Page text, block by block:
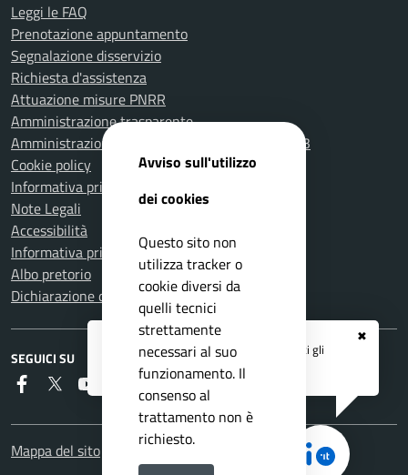
✖
Registrati ai serviziAPP IO
e ricevi tutti gli
aggiornamenti dall'Ente
Leggi le FAQ
Prenotazione appuntamento
Segnalazione disservizio
Richiesta d'assistenza
Attuazione misure PNRR
Amministrazione trasparente
Amministrazione Trasparente fino al 31.12.2023
Cookie policy
Informativa privacy
Note Legali
Accessibilità
Informativa privacy Videosorveglianza
Albo pretorio
Dichiarazione di accessibilità
SEGUICI SU
FaceboookTwitter YoutubeRSS
Mappa del sito
Avviso sull'utilizzo
dei cookies
Questo sito non
utilizza tracker o
cookie diversi da
quelli tecnici
strettamente
necessari al suo
funzionamento. Il
consenso al
trattamento non è
richiesto.